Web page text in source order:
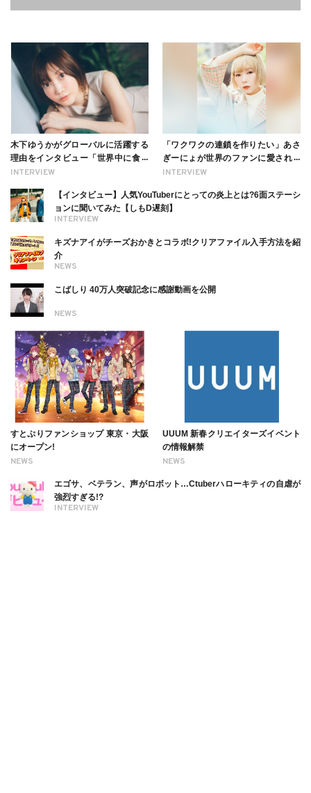
INTERVIEW
木下ゆうかがグローバルに活躍する
理由をインタビュー「世界中に食べ
る幸せを伝えたい」新事務所加入に
INTERVIEW
「ワクワクの連鎖を作りたい」あさ
ぎーにょが世界のファンに愛される
理由【インタビュー】
INTERVIEW
【インタビュー】人気YouTuberにとっての炎上とは?6面ステーシ
ョンに聞いてみた【しもD遅刻】
NEWS
キズナアイがチーズおかきとコラボ!クリアファイル入手方法を紹
介
NEWS
こばしり 40万人突破記念に感謝動画を公開
NEWS
すとぷりファンショップ 東京・大阪
にオープン!
NEWS
UUUM 新春クリエイターズイベント
の情報解禁
INTERVIEW
エゴサ、ベテラン、声がロボット…Ctuberハローキティの自虐が
強烈すぎる!?